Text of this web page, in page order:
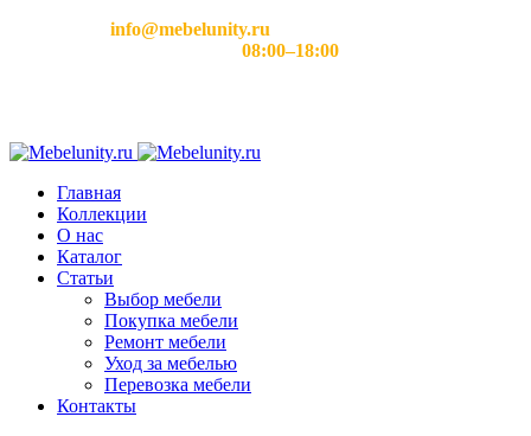
info@mebelunity.ru
08:00–18:00
Главная
Коллекции
О нас
Каталог
Статьи
Выбор мебели
Покупка мебели
Ремонт мебели
Уход за мебелью
Перевозка мебели
Контакты